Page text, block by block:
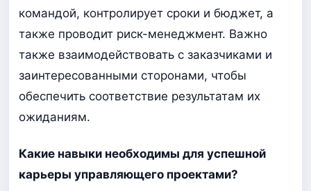
командой, контролирует сроки и бюджет, а
также проводит риск-менеджмент. Важно
также взаимодействовать с заказчиками и
заинтересованными сторонами, чтобы
обеспечить соответствие результатам их
ожиданиям.
Какие навыки необходимы для успешной
карьеры управляющего проектами?